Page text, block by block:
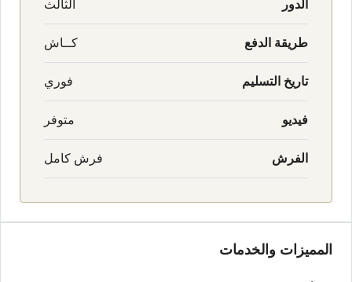
الدور الثالث
طريقة الدفع كــاش
تاريخ التسليم فوري
فيديو متوفر
الفرش فرش كامل
المميزات والخدمات